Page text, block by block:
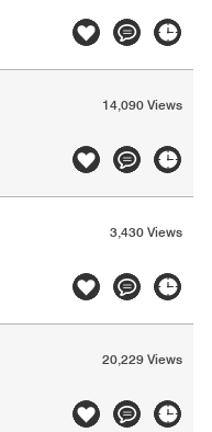
14,090 Views
3,430 Views
20,229 Views